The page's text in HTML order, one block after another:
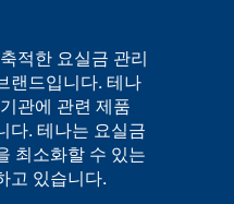
적한 요실금 관리
랜드입니다. 테나
관에 관련 제품
다. 테나는 요실금
최소화할 수 있는
고 있습니다.